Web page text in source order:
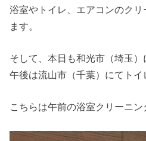
浴室やトイレ、エアコンのク
ます。
そして、本日も和光市（埼玉）
午後は流山市（千葉）にてトイ
こちらは午前の浴室クリーニ